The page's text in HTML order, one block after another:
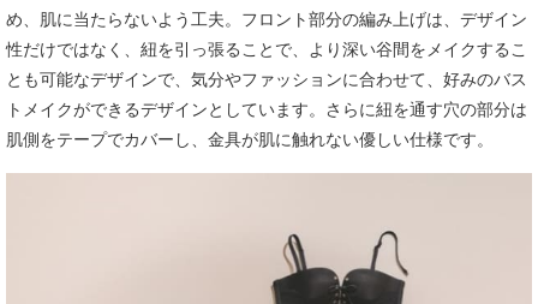
め、肌に当たらないよう工夫。フロント部分の編み上げは、デザイン
性だけではなく、紐を引っ張ることで、より深い谷間をメイクするこ
とも可能なデザインで、気分やファッションに合わせて、好みのバス
トメイクができるデザインとしています。さらに紐を通す穴の部分は
肌側をテープでカバーし、金具が肌に触れない優しい仕様です。